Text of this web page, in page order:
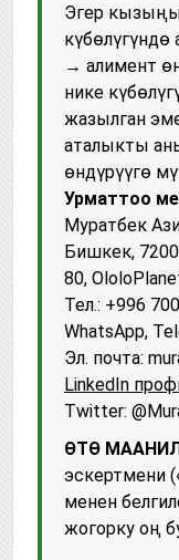
Эгер
→ алимент
нике
жазылган
аталыкты
өндүрүүгө
Урматтоо
Муратбек
Бишкек,
80,
Тел.: +996
WhatsApp,
Эл. почта:
LinkedIn
Twitter:
ӨТӨ
эскертмени
менен
жогорку оң